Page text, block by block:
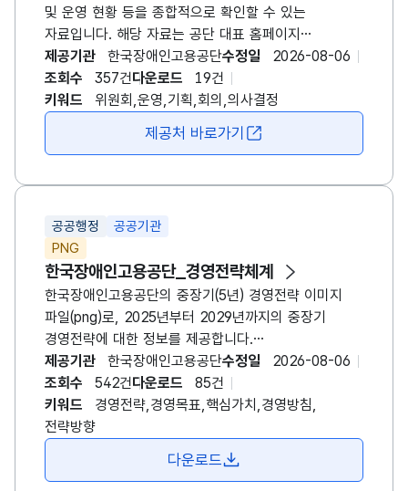
및 운영 현황 등을 종합적으로 확인할 수 있는
자료입니다. 해당 자료는 공단 대표 홈페이지
(www.kead.or.kr)의 게시링크로 연결되어 있으며,
연결된 링크로 접속하시면 한국장애인고용공단에서
운영하고 있는 위원회에 대한 정보를 연단위 게시글로
확인하실 수 있습니다. 게시글에 첨부된 한글파일에는
위원회의 위원장, 위원장 임기, 전체 위원 수, 외부 위원
정보를 확인하실 수 있습니다.
제공기관 한국장애인고용공단수정일
2026-08-06
조회수
357건다운로드
19건
키워드
위원회,운영,기획,회의,의사결정
새창 열림
제공처 바로가기
공공행정
공공기관
PNG
한국장애인고용공단_경영전략체계
한국장애인고용공단의 중장기(5년) 경영전략 이미지
파일(png)로, 2025년부터 2029년까지의 중장기
경영전략에 대한 정보를 제공합니다.
한국장애인고용공단의 미션(mission), 비전(vision),
핵심가치 및 경영방침, 경영목표, 전략방향과 그에 따른
전략과제에 대한 정보를 포함한 경영전략체계도 데이터
입니다. 해당 데이터는 연 단위 주기로 업데이트 되며,
한국장애인고용공단의 온라인 홈페이지
(https://www.kead.or.kr)를 통해서도 확인하실 수
제공기관 한국장애인고용공단수정일
2026-08-06
조회수
542건다운로드
85건
키워드
경영전략,경영목표,핵심가치,경영방침,
전략방향
다운로드